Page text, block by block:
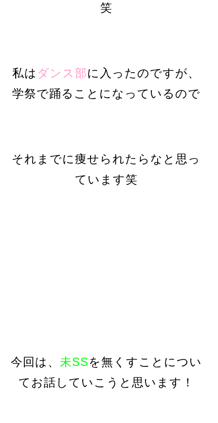
笑
私は ダンス部に入ったのですが、
学祭で踊ることになっているので
それまでに痩せられたらなと思っ
ています笑
今回は、 未SSを無くすことについ
てお話していこうと思います！